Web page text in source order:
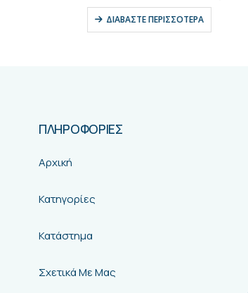
ΔΙΑΒΆΣΤΕ ΠΕΡΙΣΣΌΤΕΡΑ
ΠΛΗΡΟΦΟΡΙΕΣ
Αρχική
Κατηγορίες
Κατάστημα
Σχετικά Με Μας